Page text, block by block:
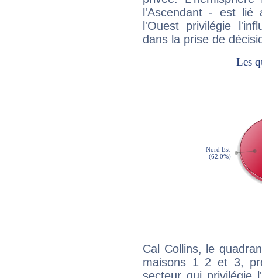
l'Ascendant - est
l'Ouest privilégie
dans la prise de
Cal Collins, le
maisons 1 2 et 3,